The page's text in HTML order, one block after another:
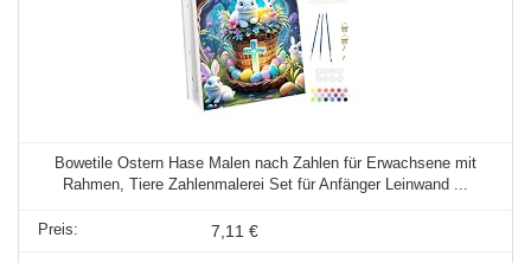
Bowetile Ostern Hase Malen nach Zahlen für Erwachsene mit
Rahmen, Tiere Zahlenmalerei Set für Anfänger Leinwand ...
7,11 €